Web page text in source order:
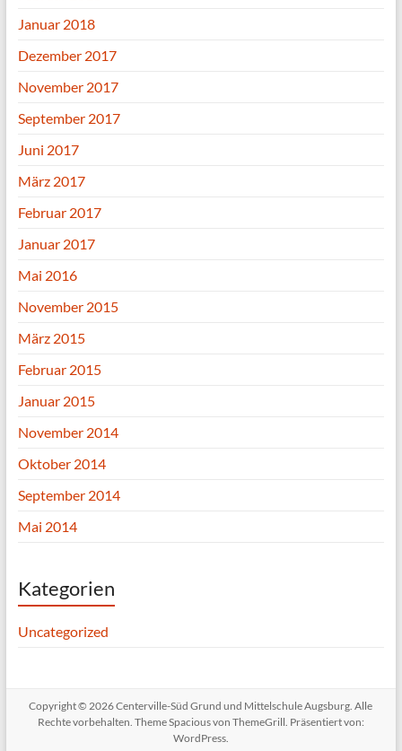
Januar 2018
Dezember 2017
November 2017
September 2017
Juni 2017
März 2017
Februar 2017
Januar 2017
Mai 2016
November 2015
März 2015
Februar 2015
Januar 2015
November 2014
Oktober 2014
September 2014
Mai 2014
Kategorien
Uncategorized
Copyright © 2026Centerville-Süd Grund und Mittelschule Augsburg. Alle
Rechte vorbehalten. ThemeSpaciousvon ThemeGrill. Präsentiert von:
WordPress.